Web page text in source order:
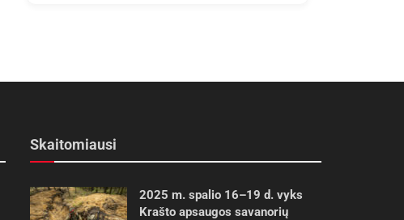
Skaitomiausi
2025 m. spalio 16–19 d. vyks
Krašto apsaugos savanorių